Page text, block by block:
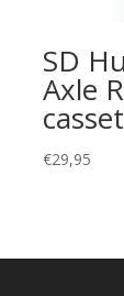
SD
Axle
€29,95